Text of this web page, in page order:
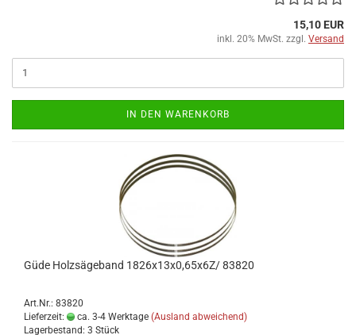
15,10 EUR
inkl. 20% MwSt. zzgl. Versand
IN DEN WARENKORB
Güde Holzsägeband 1826x13x0,65x6Z/ 83820
Art.Nr.: 83820
Lieferzeit:
ca. 3-4 Werktage (Ausland abweichend)
Lagerbestand: 3 Stück